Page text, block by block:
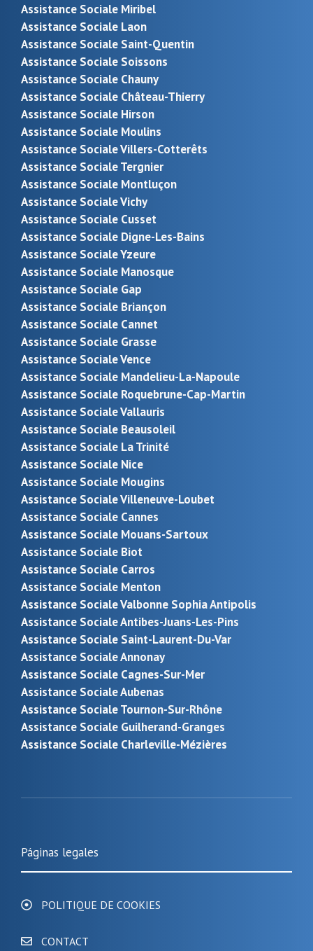
Assistance Sociale Miribel
Assistance Sociale Laon
Assistance Sociale Saint-Quentin
Assistance Sociale Soissons
Assistance Sociale Chauny
Assistance Sociale Château-Thierry
Assistance Sociale Hirson
Assistance Sociale Moulins
Assistance Sociale Villers-Cotterêts
Assistance Sociale Tergnier
Assistance Sociale Montluçon
Assistance Sociale Vichy
Assistance Sociale Cusset
Assistance Sociale Digne-Les-Bains
Assistance Sociale Yzeure
Assistance Sociale Manosque
Assistance Sociale Gap
Assistance Sociale Briançon
Assistance Sociale Cannet
Assistance Sociale Grasse
Assistance Sociale Vence
Assistance Sociale Mandelieu-La-Napoule
Assistance Sociale Roquebrune-Cap-Martin
Assistance Sociale Vallauris
Assistance Sociale Beausoleil
Assistance Sociale La Trinité
Assistance Sociale Nice
Assistance Sociale Mougins
Assistance Sociale Villeneuve-Loubet
Assistance Sociale Cannes
Assistance Sociale Mouans-Sartoux
Assistance Sociale Biot
Assistance Sociale Carros
Assistance Sociale Menton
Assistance Sociale Valbonne Sophia Antipolis
Assistance Sociale Antibes-Juans-Les-Pins
Assistance Sociale Saint-Laurent-Du-Var
Assistance Sociale Annonay
Assistance Sociale Cagnes-Sur-Mer
Assistance Sociale Aubenas
Assistance Sociale Tournon-Sur-Rhône
Assistance Sociale Guilherand-Granges
Assistance Sociale Charleville-Mézières
Páginas legales
POLITIQUE DE COOKIES
CONTACT